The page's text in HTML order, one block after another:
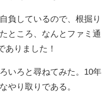
負しているので、根掘り
ところ、なんとファミ通
ありました！
いろと尋ねてみた。10年
やり取りである。